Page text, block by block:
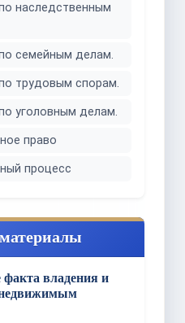
наследственным
семейным делам.
трудовым спорам.
уголовным делам.
право
процесс
факта владения и
недвижимым